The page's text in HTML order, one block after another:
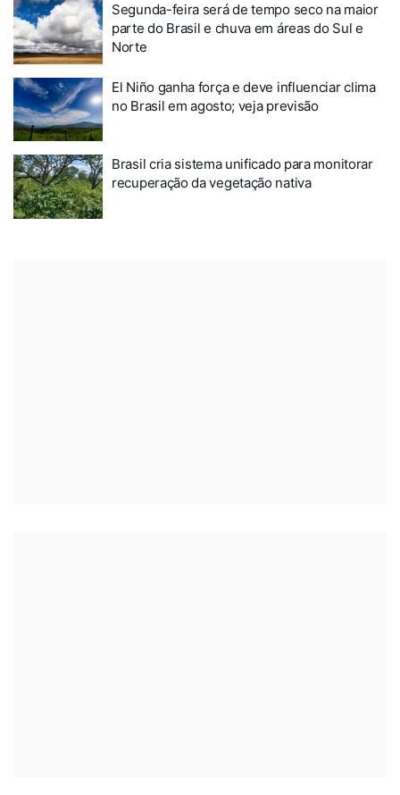
Segunda-feira será de tempo seco na maior
parte do Brasil e chuva em áreas do Sul e
Norte
El Niño ganha força e deve influenciar clima
no Brasil em agosto; veja previsão
Brasil cria sistema unificado para monitorar
recuperação da vegetação nativa